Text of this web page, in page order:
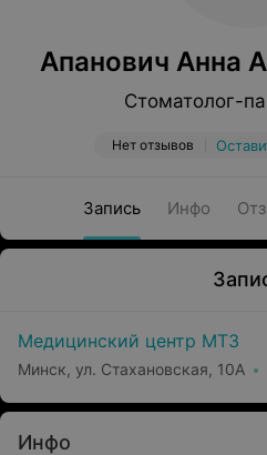
Апанович Анна
Стоматолог-
Нет отзывов
Запись Инфо
Медицинский центр МТЗ
Минск, ул. Стахановская, 10А
Инфо